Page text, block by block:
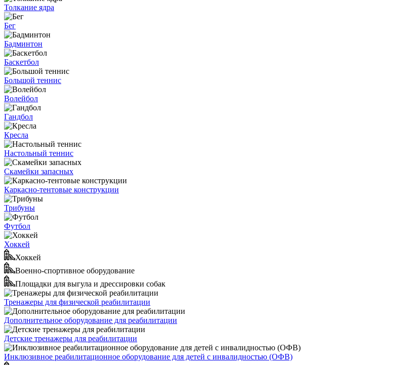
Толкание ядра
Бег
Бадминтон
Баскетбол
Большой теннис
Волейбол
Гандбол
Кресла
Настольный теннис
Скамейки запасных
Каркасно-тентовые конструкции
Трибуны
Футбол
Хоккей
Хоккей
Военно-спортивное оборудование
Площадки для выгула и дрессировки собак
Тренажеры для физической реабилитации
Дополнительное оборудование для реабилитации
Детские тренажеры для реабилитации
Инклюзивное реабилитационное оборудование для детей с инвалидностью (ОФВ)